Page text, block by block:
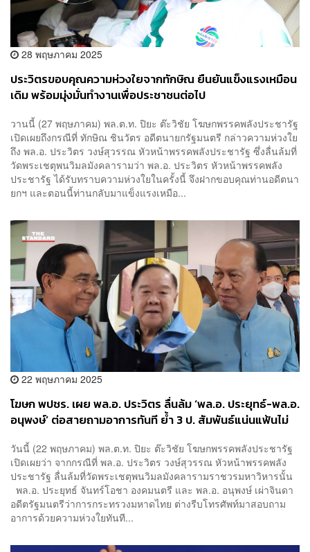
28 พฤษภาคม 2025
ประวิตรขอบคุณความห่วงใยจากทักษิณ ยืนยันแข็งแรงเหมือน
เดิม พร้อมมุ่งมั่นทำงานเพื่อประชาชนต่อไป
วานนี้ (27 พฤษภาคม) พล.ต.ท. ปิยะ ต๊ะวิชัย โฆษกพรรคพลังประชารัฐ
เปิดเผยถึงกรณีที่ ทักษิณ ชินวัตร อดีตนายกรัฐมนตรี กล่าวความห่วงใย
ถึง พล.อ. ประวิตร วงษ์สุวรรณ หัวหน้าพรรคพลังประชารัฐ ซึ่งลื่นล้มที่
วัดพระเชตุพนวิมลมังคลารามว่า พล.อ. ประวิตร หัวหน้าพรรคพลัง
ประชารัฐ ได้รับทราบความห่วงใยในครั้งนี้ จึงฝากขอบคุณท่านอดีตนา
ยกฯ และตอนนี้ท่านกลับมาแข็งแรงเหมือ...
22 พฤษภาคม 2025
โฆษก พปชร. เผย พล.อ. ประวิตร ลื่นล้ม ‘พล.อ. ประยุทธ์-พล.อ.
อนุพงษ์’ ต่อสายถามอาการทันที ย้ำ 3 ป. สัมพันธ์แน่นแฟ้นไม่
วันนี้ (22 พฤษภาคม) พล.ต.ท. ปิยะ ต๊ะวิชัย โฆษกพรรคพลังประชารัฐ
เปิดเผยว่า จากกรณีที่ พล.อ. ประวิตร วงษ์สุวรรณ หัวหน้าพรรคพลัง
ประชารัฐ​ ลื่นล้มที่วัดพระเชตุพนวิมลมังคลารามราชวรมหาวิหารนั้น
พล.อ. ประยุทธ์ จันทร์โอชา องคมนตรี และ พล.อ. อนุพงษ์ เผ่าจินดา
อดีตรัฐมนตรีว่าการกระทรวงมหาดไทย ต่างรีบโทรศัพท์มาสอบถาม
อาการด้วยความห่วงใยทันที...